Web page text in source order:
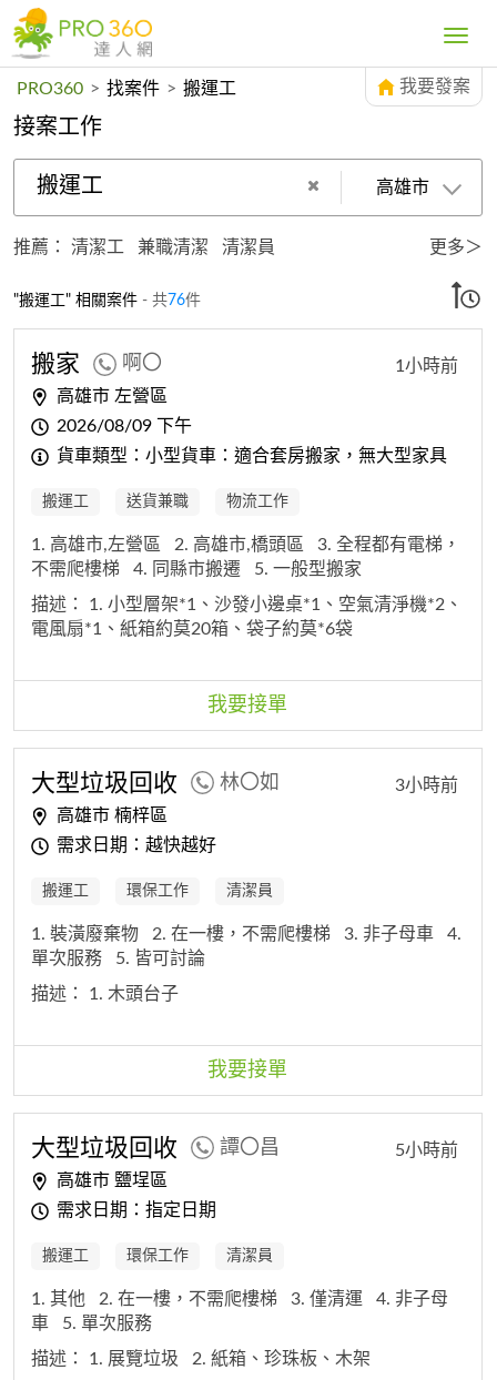
Toggle
PRO360 > 找案件 > 搬運工 我要發案
接案工作
搬運工 高雄市
推薦： 清潔工 兼職清潔 清潔員 更多＞
"搬運工" 相關案件 - 共76件
搬家 啊〇
高雄市 左營區
2026/08/09 下午
貨車類型：小型貨車：適合套房搬家，無大型家具
1小時前
搬運工 送貨兼職 物流工作
1. 高雄市,左營區 2. 高雄市,橋頭區
3. 全程都有電梯，
不需爬樓梯
4. 同縣市搬遷
5. 一般型搬家
描述： 1. 小型層架*1、沙發小邊桌*1、空氣清淨機*2、
電風扇*1、紙箱約莫20箱、袋子約莫*6袋
我要接單
大型垃圾回收 林〇如
高雄市 楠梓區
需求日期：越快越好
3小時前
搬運工 環保工作 清潔員
1. 裝潢廢棄物 2. 在一樓，不需爬樓梯 3. 非子母車
4.
單次服務
5. 皆可討論
描述： 1. 木頭台子
我要接單
大型垃圾回收 譚〇昌
高雄市 鹽埕區
需求日期：指定日期
5小時前
搬運工 環保工作 清潔員
1. 其他 2. 在一樓，不需爬樓梯 3. 僅清運
4. 非子母
車
5. 單次服務
描述： 1. 展覽垃圾 2. 紙箱、珍珠板、木架